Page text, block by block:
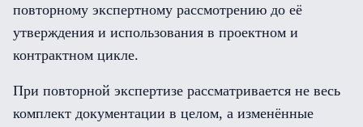
повторному экспертному рассмотрению до её
утверждения и использования в проектном и
контрактном цикле.
При повторной экспертизе рассматривается не весь
комплект документации в целом, а изменённые